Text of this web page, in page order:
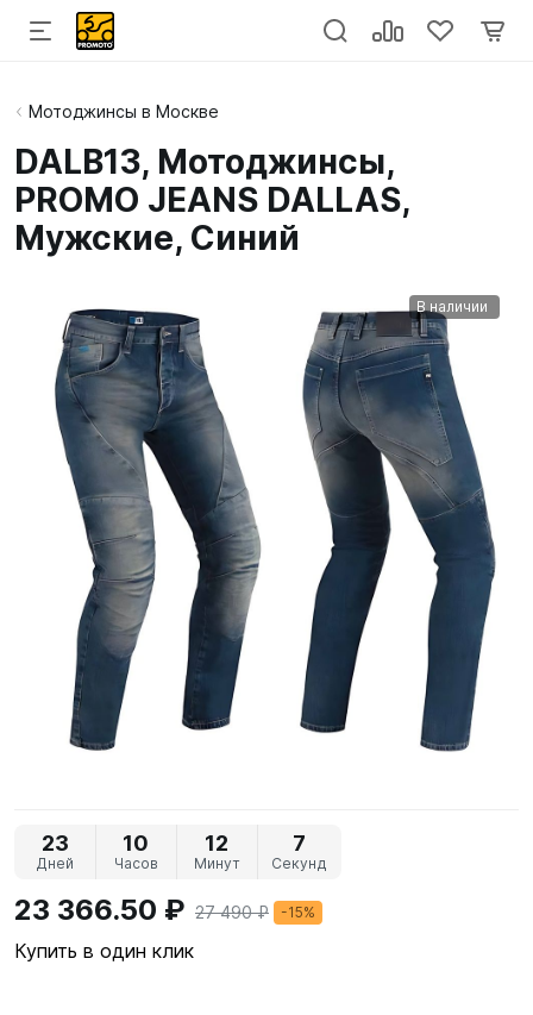
Мотоджинсы в Москве
DALB13, Мотоджинсы,
PROMO JEANS DALLAS,
Мужские, Синий
В наличии
23
Дней
10
Часов
12
Минут
6
Секунд
23 366.50 ₽ 27 490 ₽ -15%
Купить в один клик